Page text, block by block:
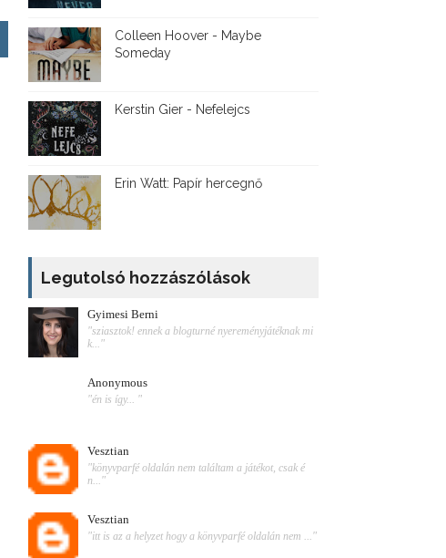
Colleen Hoover - Maybe
Someday
Kerstin Gier - Nefelejcs
Erin Watt: Papír hercegnő
Legutolsó hozzászólások
Gyimesi Berni
"sziasztok! ennek a blogturné nyereményjátéknak mi
k..."
Anonymous
"én is így... "
Vesztian
"könyvparfé oldalán nem találtam a játékot, csak é
n..."
Vesztian
"itt is az a helyzet hogy a könyvparfé oldalán nem ..."